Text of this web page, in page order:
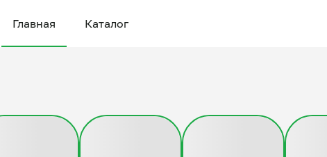
Главная Каталог